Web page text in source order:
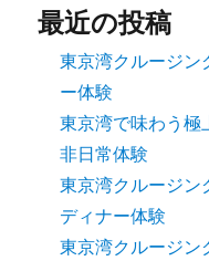
最近の投稿
東京湾クルージン
ー体験
東京湾で味わう極
非日常体験
東京湾クルージン
ディナー体験
東京湾クルージン